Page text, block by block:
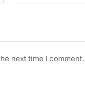
next time I comment.